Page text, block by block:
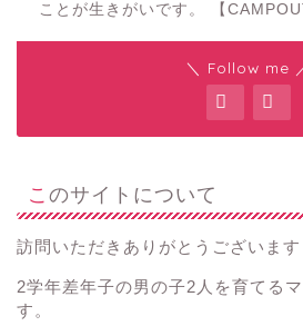
ことが生きがいです。 【
＼ Follow me
このサイトについて
訪問いただきありがとうございます
2学年差年子の男の子2人を育てる
す。